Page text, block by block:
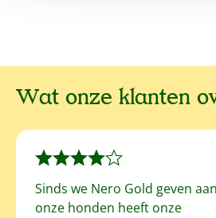
Wat onze klanten
Sinds we Nero Gold geven aan
onze honden heeft onze